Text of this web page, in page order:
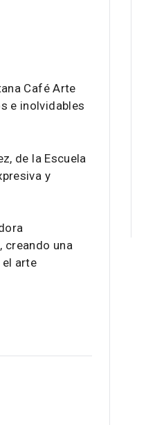
Café Arte
e inolvidables
de la Escuela
y
una
arte